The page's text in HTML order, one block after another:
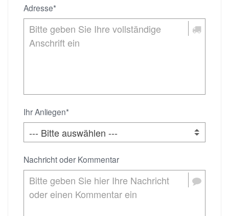
Adresse*
Ihr Anliegen*
Nachricht oder Kommentar